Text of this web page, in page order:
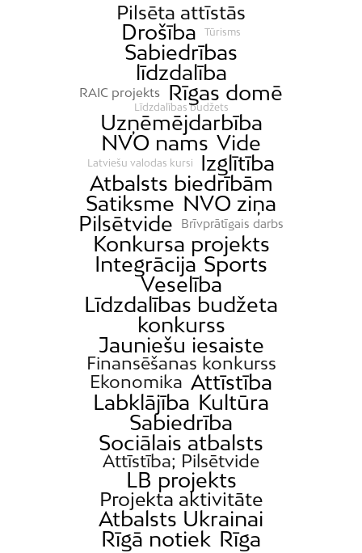
Pilsēta attīstās
Drošība Tūrisms
Sabiedrības
līdzdalība
RAIC projekts Rīgas domē
Līdzdalības budžets
Uzņēmējdarbība
NVO nams Vide
Latviešu valodas kursi
Izglītība
Atbalsts biedrībām
Satiksme NVO ziņa
Pilsētvide
Brīvprātīgais darbs
Konkursa projekts
Integrācija Sports
Veselība
Līdzdalības budžeta
konkurss
Jauniešu iesaiste
Finansēšanas konkurss
Ekonomika Attīstība
Labklājība Kultūra
Sabiedrība
Sociālais atbalsts
Attīstība; Pilsētvide
LB projekts
Projekta aktivitāte
Atbalsts Ukrainai
Rīgā notiek Rīga